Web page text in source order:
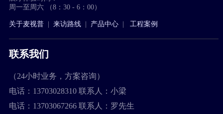
周一至周六 （8：30 - 6：00）
关于麦视普| 来访路线| 产品中心| 工程案例
联系我们
（24小时业务，方案咨询）
电话：13703028310 联系人：小梁
电话：13703067266 联系人：罗先生